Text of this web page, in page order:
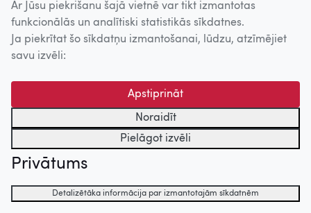
Ar Jūsu piekrišanu šajā vietnē var tikt izmantotas
funkcionālās un analītiski statistikās sīkdatnes.
Ja piekrītat šo sīkdatņu izmantošanai, lūdzu, atzīmējiet
savu izvēli:
Apstiprināt
Noraidīt
Pielāgot izvēli
Privātums
Detalizētāka informācija par izmantotajām sīkdatnēm